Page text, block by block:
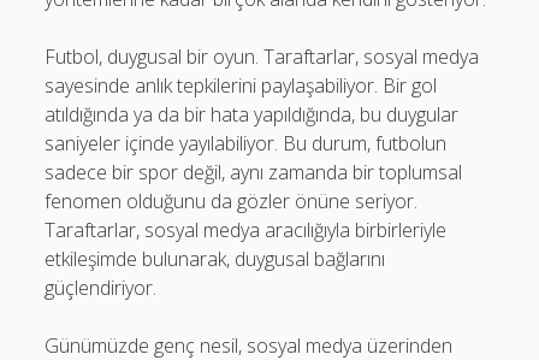
Futbol, duygusal bir oyun. Taraftarlar, sosyal medya
sayesinde anlık tepkilerini paylaşabiliyor. Bir gol
atıldığında ya da bir hata yapıldığında, bu duygular
saniyeler içinde yayılabiliyor. Bu durum, futbolun
sadece bir spor değil, aynı zamanda bir toplumsal
fenomen olduğunu da gözler önüne seriyor.
Taraftarlar, sosyal medya aracılığıyla birbirleriyle
etkileşimde bulunarak, duygusal bağlarını
güçlendiriyor.
Günümüzde genç nesil, sosyal medya üzerinden